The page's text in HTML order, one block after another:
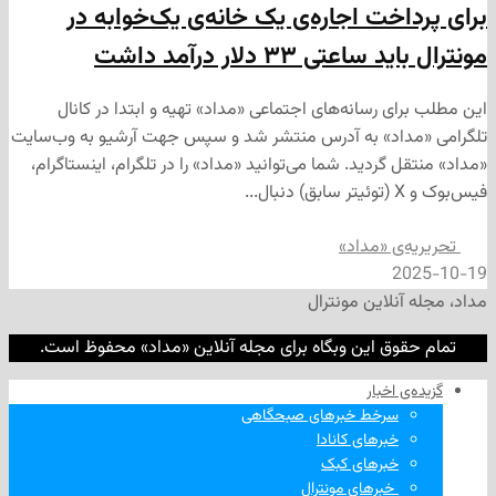
اجاره‌ی یک خانه‌ی یک‌خوابه در
۳۳ دلار درآمد داشت
رسانه‌های اجتماعی «مداد» تهیه و ابتدا در کانال
به آدرس منتشر شد و سپس جهت آرشیو به وب‌سایت
گردید. شما می‌توانید «مداد» را در تلگرام، اینستاگرام،
«مداد»
مونترال
این وبگاه برای مجله آنلاین «مداد» محفوظ است.
اخبار
سرخط خبرهای صبحگاهی
خبرهای کانادا
خبرهای کبک
‌ خبرهای مونترال